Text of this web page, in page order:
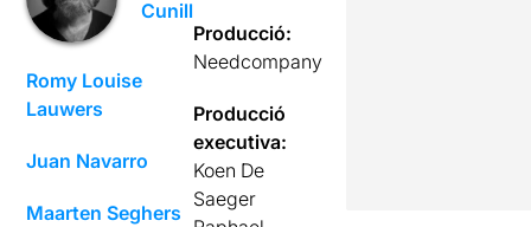
Cunill
Romy Louise
Lauwers
Juan Navarro
Maarten Seghers
Producció:
Needcompany
Producció
executiva:
Koen De
Saeger